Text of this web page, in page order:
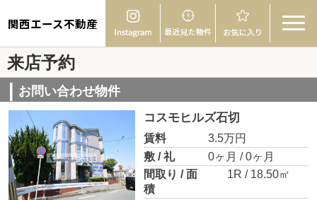
関西エース不動産
来店予約
お問い合わせ物件
コスモヒルズ石切
賃料
3.5万円
敷 / 礼
0ヶ月 / 0ヶ月
間取り / 面
積
1R / 18.50㎡